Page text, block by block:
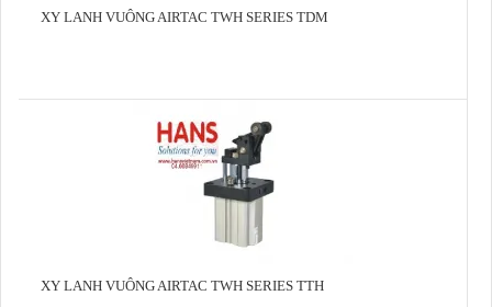
XY LANH VUÔNG AIRTAC TWH SERIES TDM
XY LANH VUÔNG AIRTAC TWH SERIES TTH